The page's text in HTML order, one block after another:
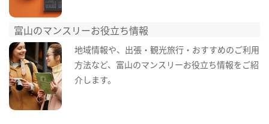
富山のマンスリーお役立ち情報
地域情報や、出張・観光旅行・おすすめのご利用
方法など、富山のマンスリーお役立ち情報をご紹
介します。